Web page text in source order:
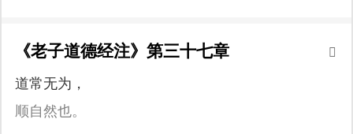
《老子道德经注》第三十七章
道常无为，
顺自然也。